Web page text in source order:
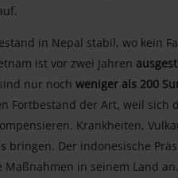
in Nepal stabil, wo kein
ist vor zwei Jahren
nur noch weniger als 200
Fortbestand der Art, weil
Krankheiten,
bringen. Der indonesische
in seinem Land